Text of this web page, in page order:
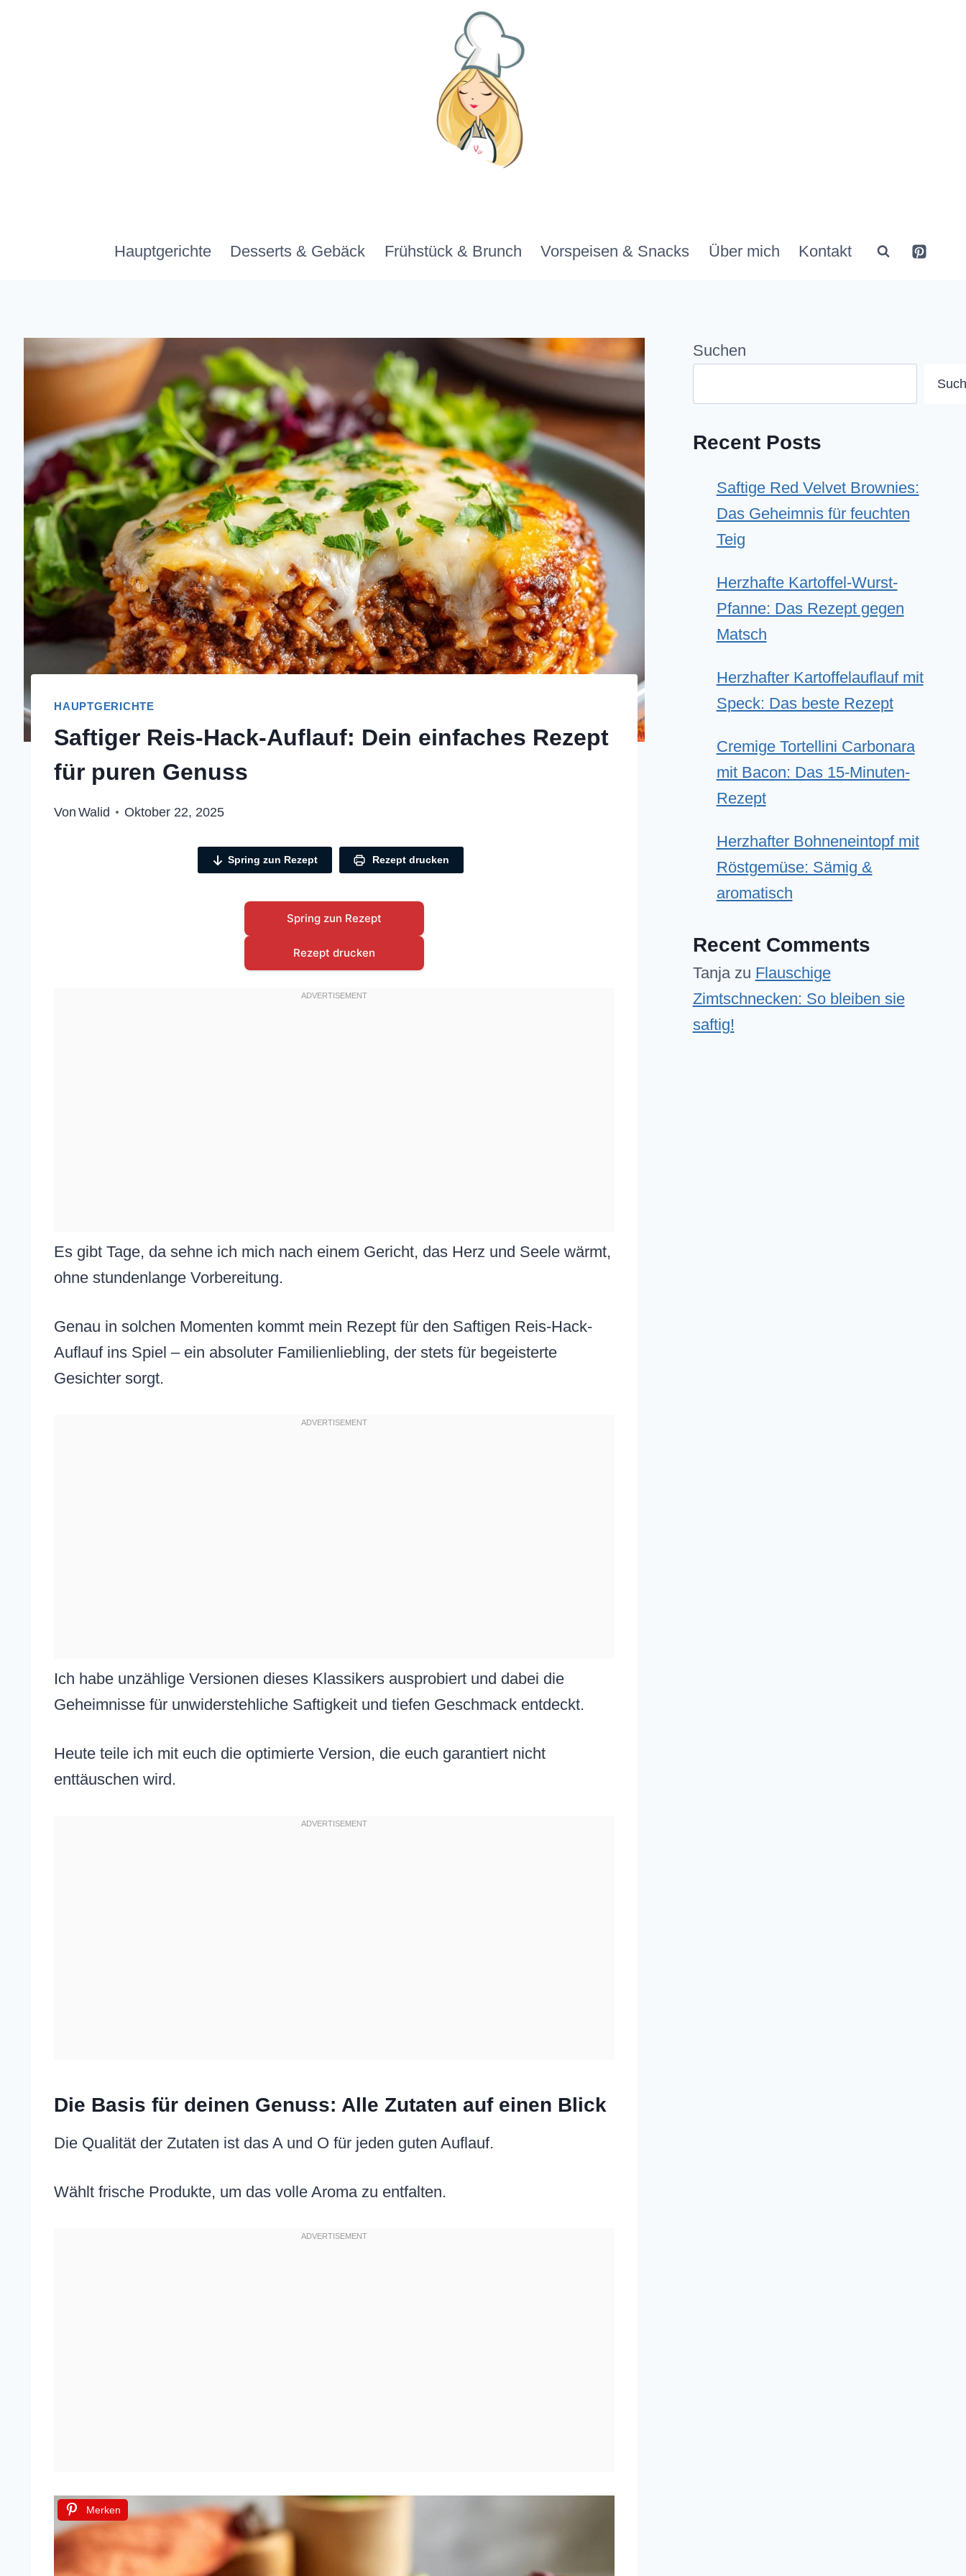
Hauptgerichte Desserts & Gebäck Frühstück & Brunch Vorspeisen & Snacks Über mich Kontakt
HAUPTGERICHTE
Saftiger Reis-Hack-Auflauf: Dein einfaches Rezept
für puren Genuss
Von Walid Oktober 22, 2025
Spring zun Rezept Rezept drucken
Spring zun Rezept
Rezept drucken
Es gibt Tage, da sehne ich mich nach einem Gericht, das Herz und Seele wärmt,
ohne stundenlange Vorbereitung.
Genau in solchen Momenten kommt mein Rezept für den Saftigen Reis-Hack-
Auflauf ins Spiel – ein absoluter Familienliebling, der stets für begeisterte
Gesichter sorgt.
Ich habe unzählige Versionen dieses Klassikers ausprobiert und dabei die
Geheimnisse für unwiderstehliche Saftigkeit und tiefen Geschmack entdeckt.
Heute teile ich mit euch die optimierte Version, die euch garantiert nicht
enttäuschen wird.
Die Basis für deinen Genuss: Alle Zutaten auf einen Blick
Die Qualität der Zutaten ist das A und O für jeden guten Auflauf.
Wählt frische Produkte, um das volle Aroma zu entfalten.
Merken
Suchen
Recent Posts
Saftige Red Velvet Brownies:
Das Geheimnis für feuchten
Teig
Herzhafte Kartoffel-Wurst-
Pfanne: Das Rezept gegen
Matsch
Herzhafter Kartoffelauflauf mit
Speck: Das beste Rezept
Cremige Tortellini Carbonara
mit Bacon: Das 15-Minuten-
Rezept
Herzhafter Bohneneintopf mit
Röstgemüse: Sämig &
aromatisch
Recent Comments
Tanjazu Flauschige
Zimtschnecken: So bleiben sie
saftig!